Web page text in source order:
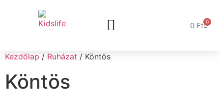
0 Ft 0
Kezdőlap / Ruházat / Köntös
Köntös